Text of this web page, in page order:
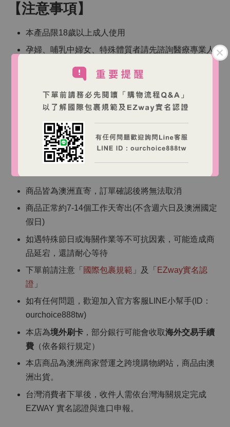
【注意事項】
本產品限18歲以上成人使用
孕婦、哺乳中婦女、特殊體質者請先諮詢醫療專業人
本產品含褪黑激素，食用後可能引起嗜睡，請避免操
作機械或駕駛
請存放於陰涼處，避免陽光直射與高溫
【海外跨境購物說明】
商品皆為澳洲直寄，訂單確認後將無法取消
商品正常約7-14個工作天寄出(不含週六日及澳洲國定
假日)
如遇特殊節日或海關作業等不可抗因素，可能造成商
品延宕，還請耐心等待
下單前請注意「 國際包裹規範 」及「 EZway實名認
證 」
如有任何問題，歡迎加入官方客服LINE小幫手(ID：
ourchoice888tw)
本店為境外刷卡 ，部分銀行可能會收取海外交易手續
費 （依各銀行規定）
本店商品為澳洲商家營運之跨境購物網站，商品由澳
洲出貨。
台灣消費者下單後，收件人需依台灣海關規定完成
EZWAY 實名認證與進口申報。